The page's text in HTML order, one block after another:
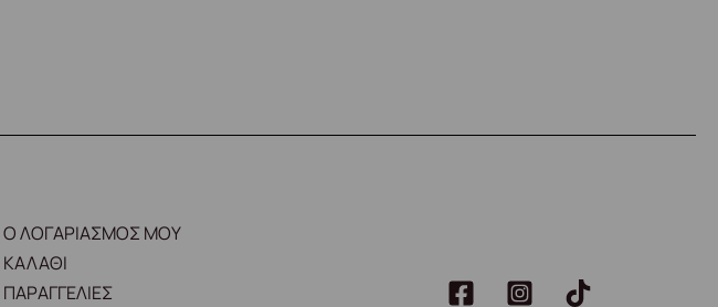
Ο ΛΟΓΑΡΙΑΣΜΟΣ ΜΟΥ
ΚΑΛΑΘΙ
ΠΑΡΑΓΓΕΛΙΕΣ